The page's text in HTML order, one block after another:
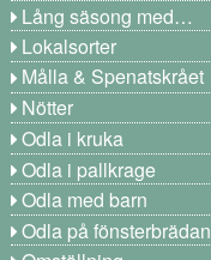
Lång säsong med…
Lokalsorter
Målla & Spenatskrået
Nötter
Odla i kruka
Odla i pallkrage
Odla med barn
Odla på fönsterbrädan